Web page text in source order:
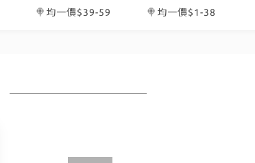
🍭均一價$39-59 🍭均一價$1-38